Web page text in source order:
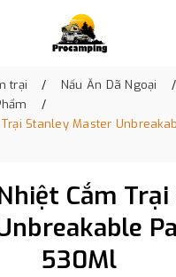
trại
Nấu Ăn Dã Ngoại
Stanley Master
Cắm
530Ml